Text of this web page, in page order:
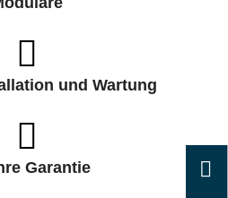
und Wartung
Garantie